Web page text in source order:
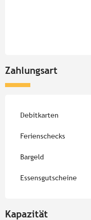
Zahlungsart
Debitkarten
Ferienschecks
Bargeld
Essensgutscheine
Kapazität